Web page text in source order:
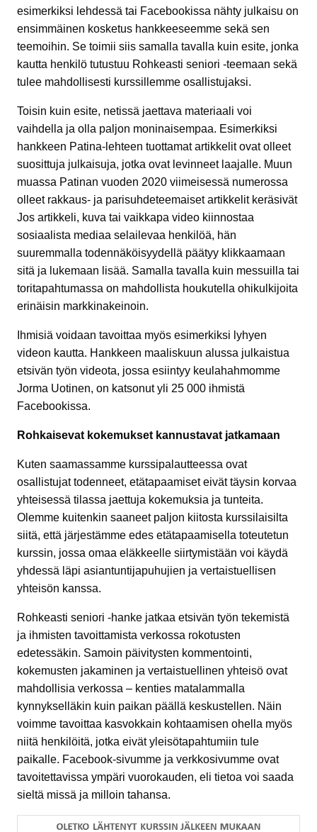
esimerkiksi lehdessä tai Facebookissa nähty julkaisu on
ensimmäinen kosketus hankkeeseemme sekä sen
teemoihin. Se toimii siis samalla tavalla kuin esite, jonka
kautta henkilö tutustuu Rohkeasti seniori -teemaan sekä
tulee mahdollisesti kurssillemme osallistujaksi.
Toisin kuin esite, netissä jaettava materiaali voi
vaihdella ja olla paljon moninaisempaa. Esimerkiksi
hankkeen Patina-lehteen tuottamat artikkelit ovat olleet
suosittuja julkaisuja, jotka ovat levinneet laajalle. Muun
muassa Patinan vuoden 2020 viimeisessä numerossa
olleet rakkaus- ja parisuhdeteemaiset artikkelit keräsivät
Jos artikkeli, kuva tai vaikkapa video kiinnostaa
sosiaalista mediaa selailevaa henkilöä, hän
suuremmalla todennäköisyydellä päätyy klikkaamaan
sitä ja lukemaan lisää. Samalla tavalla kuin messuilla tai
toritapahtumassa on mahdollista houkutella ohikulkijoita
erinäisin markkinakeinoin.
Ihmisiä voidaan tavoittaa myös esimerkiksi lyhyen
videon kautta. Hankkeen maaliskuun alussa julkaistua
etsivän työn videota, jossa esiintyy keulahahmomme
Jorma Uotinen, on katsonut yli 25 000 ihmistä
Facebookissa.
Rohkaisevat kokemukset kannustavat jatkamaan
Kuten saamassamme kurssipalautteessa ovat
osallistujat todenneet, etätapaamiset eivät täysin korvaa
yhteisessä tilassa jaettuja kokemuksia ja tunteita.
Olemme kuitenkin saaneet paljon kiitosta kurssilaisilta
siitä, että järjestämme edes etätapaamisella toteutetun
kurssin, jossa omaa eläkkeelle siirtymistään voi käydä
yhdessä läpi asiantuntijapuhujien ja vertaistuellisen
yhteisön kanssa.
Rohkeasti seniori -hanke jatkaa etsivän työn tekemistä
ja ihmisten tavoittamista verkossa rokotusten
edetessäkin. Samoin päivitysten kommentointi,
kokemusten jakaminen ja vertaistuellinen yhteisö ovat
mahdollisia verkossa – kenties matalammalla
kynnykselläkin kuin paikan päällä keskustellen. Näin
voimme tavoittaa kasvokkain kohtaamisen ohella myös
niitä henkilöitä, jotka eivät yleisötapahtumiin tule
paikalle. Facebook-sivumme ja verkkosivumme ovat
tavoitettavissa ympäri vuorokauden, eli tietoa voi saada
sieltä missä ja milloin tahansa.